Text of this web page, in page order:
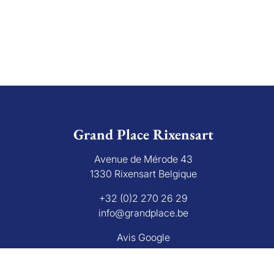
Grand Place Rixensart
Avenue de Mérode 43
1330 Rixensart Belgique
+32 (0)2 270 26 29
info@grandplace.be
Avis Google